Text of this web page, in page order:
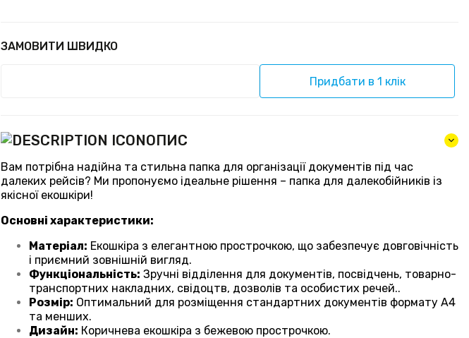
ЗАМОВИТИ ШВИДКО
Придбати в 1 клік
ОПИС
Вам потрібна надійна та стильна папка для організації документів під час
далеких рейсів? Ми пропонуємо ідеальне рішення – папка для далекобійників із
якісної екошкіри!
Основні характеристики:
Матеріал: Екошкіра з елегантною прострочкою, що забезпечує довговічність
і приємний зовнішній вигляд.
Функціональність: Зручні відділення для документів, посвідчень, товарно-
транспортних накладних, свідоцтв, дозволів та особистих речей..
Розмір: Оптимальний для розміщення стандартних документів формату A4
та менших.
Дизайн: Коричнева екошкіра з бежевою прострочкою.